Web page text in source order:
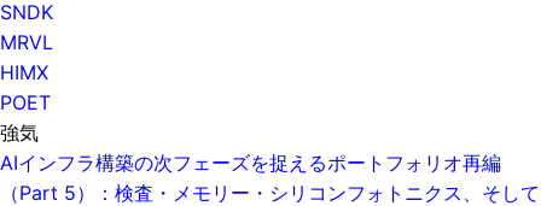
SNDK
MRVL
HIMX
POET
強気
AIインフラ構築の次フェーズを捉えるポートフォリオ再編
（Part 5）：検査・メモリー・シリコンフォトニクス、そして